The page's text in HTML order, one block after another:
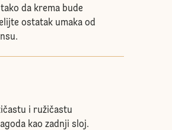
da krema bude
ostatak umaka od
i ružičastu
kao zadnji sloj.